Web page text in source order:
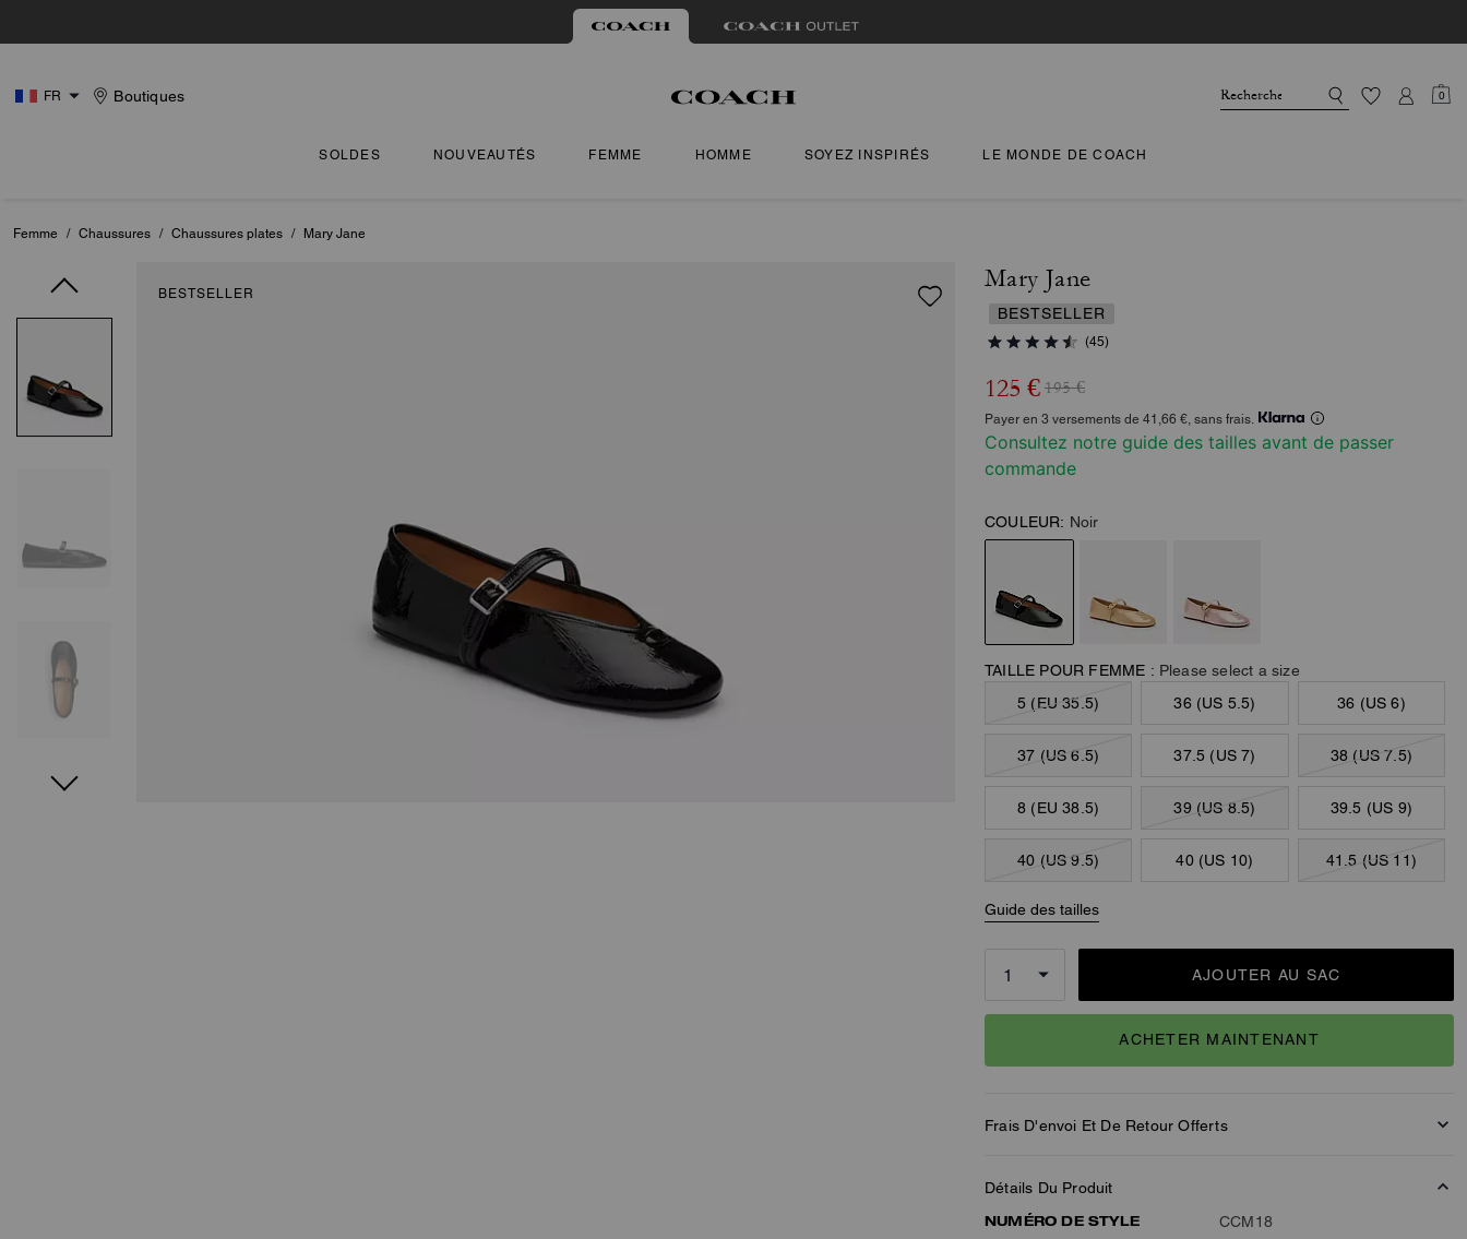
FR Boutiques 0
SOLDES NOUVEAUTÉS FEMME HOMME SOYEZ INSPIRÉS LE MONDE DE COACH
Femme / Chaussures / Chaussures plates / Mary Jane
BESTSELLER
Mary Jane
BESTSELLER
(45)
125 € 195 €
Payer en 3 versements de 41,66 €, sans frais.
Consultez notre guide des tailles avant de passer
commande
COULEUR: Noir
TAILLE POUR FEMME : Please select a size
5 (EU 35.5)
36 (US 5.5) 36 (US 6)
37 (US 6.5) 37.5 (US 7) 38 (US 7.5)
8 (EU 38.5) 39 (US 8.5) 39.5 (US 9)
40 (US 9.5) 40 (US 10) 41.5 (US 11)
Guide des tailles
AJOUTER AU SAC
ACHETER MAINTENANT
Frais D'envoi Et De Retour Offerts
Détails Du Produit
NUMÉRO DE STYLE
CCM18